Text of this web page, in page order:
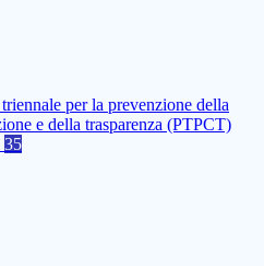
per la prevenzione della
e della trasparenza (PTPCT)
35